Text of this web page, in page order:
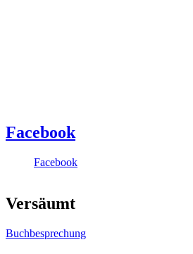
Facebook
Facebook
Versäumt
Buchbesprechung